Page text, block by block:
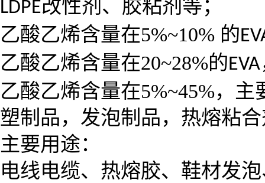
LDPE改性剂、胶粘剂等；
乙酸乙烯含量在5%~10% 的
乙酸乙烯含量在20~28%的EVA
乙酸乙烯含量在5%~45%，主
塑制品，发泡制品，热熔粘
主要用途：
电线电缆、热熔胶、鞋材发